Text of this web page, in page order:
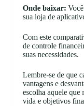
Onde baixar:
sua loja de
Com este
de controle
suas necessidades.
Lembre-se de que
vantagens e
escolha aquele que
vida e objetivos